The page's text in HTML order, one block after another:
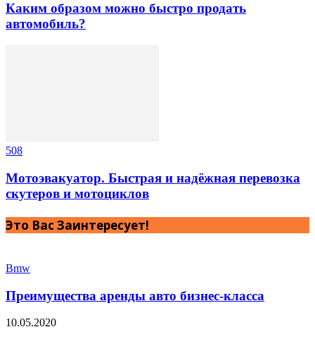
Каким образом можно быстро продать
автомобиль?
508
Мотоэвакуатор. Быстрая и надёжная перевозка
скутеров и мотоциклов
Это Вас Заинтересует!
Bmw
Преимущества аренды авто бизнес-класса
10.05.2020